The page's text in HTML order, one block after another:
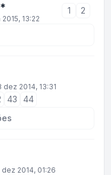
13:22
1 2
dez 2014, 13:31
43
44
dez 2014, 01:26